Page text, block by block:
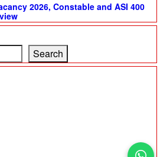
2026, Constable and ASI 400
Search